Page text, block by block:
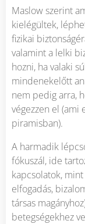
Maslow szerint
kielégültek,
fizikai
valamint a lelki
hozni, ha valaki
mindenekelőtt
nem pedig arra,
végezzen el (ami
piramisban).
A harmadik
fókuszál, ide
kapcsolatok,
elfogadás,
társas
betegségekhez